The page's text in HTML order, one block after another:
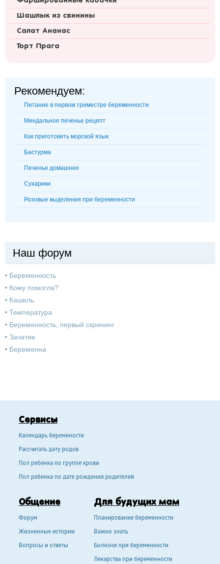
Шашлык из свинины
Салат Ананас
Торт Прага
Рекомендуем:
Питание в первом триместре беременности
Миндальное печенье рецепт
Как приготовить морской язык
Бастурма
Печенье домашнее
Сухарики
Розовые выделения при беременности
Наш форум
• Беременность
• Кому помогла?
• Кашель
• Температура
• Беременность, первый скрининг
• Зачатие
• Беременна
Сервисы
Календарь беремености
Рассчитать дату родов
Пол ребенка по группе крови
Пол ребенка по дате рождения родителей
Общение
Форум
Жизненные истории
Вопросы и ответы
Для будущих мам
Планирование беременности
Важно знать
Болезни при беременности
Лекарства при беременности